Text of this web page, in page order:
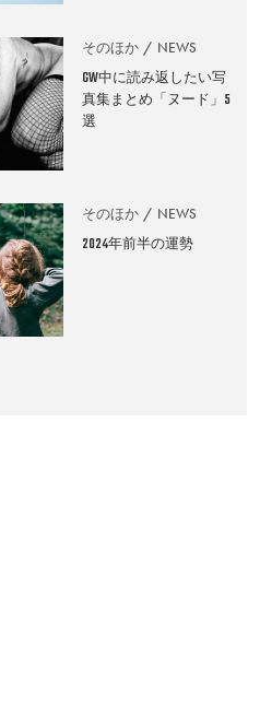
そのほか NEWS
GW中に読み返したい写
真集まとめ「ヌード」5
選
そのほか NEWS
2024年前半の運勢